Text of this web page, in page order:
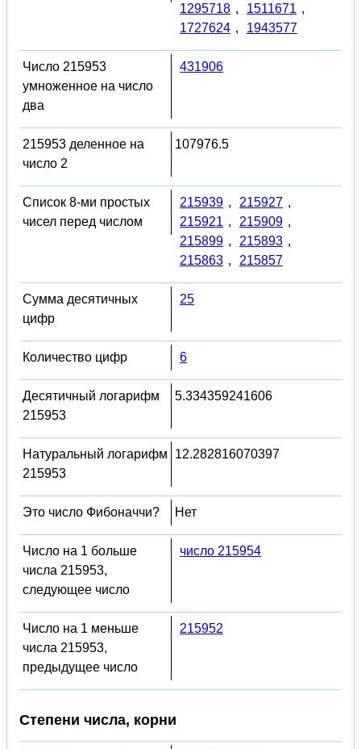
1295718 , 1511671 ,
1727624 , 1943577
Число 215953
умноженное на число
два
431906
215953 деленное на
число 2
107976.5
Список 8-ми простых
чисел перед числом
215939 , 215927 ,
215921 , 215909 ,
215899 , 215893 ,
215863 , 215857
Сумма десятичных
цифр
25
Количество цифр 6
Десятичный логарифм
215953
5.334359241606
Натуральный логарифм
215953
12.282816070397
Это число Фибоначчи? Нет
Число на 1 больше
числа 215953,
следующее число
число 215954
Число на 1 меньше
числа 215953,
предыдущее число
215952
Степени числа, корни